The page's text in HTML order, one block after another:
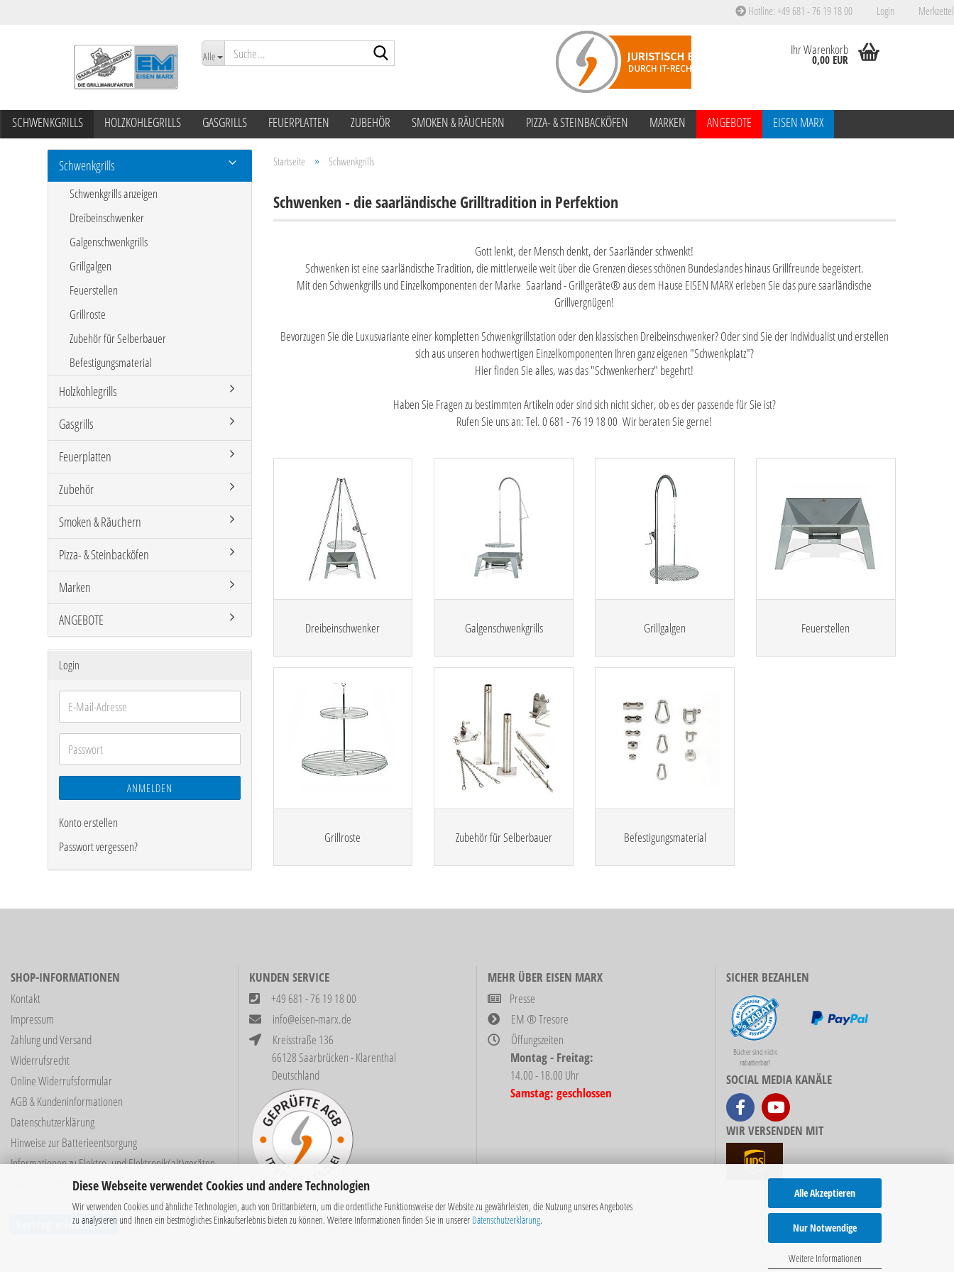
Diese Webseite verwendet Cookies und andere Technologien
Wir verwenden Cookies und ähnliche Technologien, auch von Drittanbietern, um die ordentliche Funktionsweise der Website zu gewährleisten, die Nutzung unseres Angebotes
zu analysieren und Ihnen ein bestmögliches Einkaufserlebnis bieten zu können. Weitere Informationen finden Sie in unserer Datenschutzerklärung.
Alle Akzeptieren
Nur Notwendige
Weitere Informationen
Hotline: +49 681 - 76 19 18 00 Login Merkzettel
Alle Ihr Warenkorb
0,00 EUR
SCHWENKGRILLS HOLZKOHLEGRILLS GASGRILLS FEUERPLATTEN ZUBEHÖR SMOKEN & RÄUCHERN PIZZA- & STEINBACKÖFEN MARKEN ANGEBOTE EISEN MARX
Startseite » Schwenkgrills
Schwenken - die saarländische Grilltradition in Perfektion
Gott lenkt, der Mensch denkt, der Saarländer schwenkt!
Schwenken ist eine saarländische Tradition, die mittlerweile weit über die Grenzen dieses schönen Bundeslandes hinaus Grillfreunde begeistert.
Mit den Schwenkgrills und Einzelkomponenten der Marke Saarland - Grillgeräte® aus dem Hause EISEN MARX erleben Sie das pure saarländische
Grillvergnügen!
Bevorzugen Sie die Luxusvariante einer kompletten Schwenkgrillstation oder den klassischen Dreibeinschwenker? Oder sind Sie der Individualist und erstellen
sich aus unseren hochwertigen Einzelkomponenten Ihren ganz eigenen "Schwenkplatz"?
Hier finden Sie alles, was das "Schwenkerherz" begehrt!
Haben Sie Fragen zu bestimmten Artikeln oder sind sich nicht sicher, ob es der passende für Sie ist?
Rufen Sie uns an: Tel. 0 681 - 76 19 18 00 Wir beraten Sie gerne!
Dreibeinschwenker Galgenschwenkgrills Grillgalgen Feuerstellen
Grillroste Zubehör für Selberbauer Befestigungsmaterial
Schwenkgrills
Schwenkgrills anzeigen
Dreibeinschwenker
Galgenschwenkgrills
Grillgalgen
Feuerstellen
Grillroste
Zubehör für Selberbauer
Befestigungsmaterial
Holzkohlegrills
Gasgrills
Feuerplatten
Zubehör
Smoken & Räuchern
Pizza- & Steinbacköfen
Marken
ANGEBOTE
Login
E-
Mail-
Adresse
Passwort
ANMELDEN
Konto erstellen
Passwort vergessen?
SHOP-INFORMATIONEN
Kontakt
Impressum
Zahlung und Versand
Widerrufsrecht
Online Widerrufsformular
AGB & Kundeninformationen
Datenschutzerklärung
Hinweise zur Batterieentsorgung
Informationen zu Elektro- und Elektronik(alt)geräten
Cookie Einstellungen
KUNDEN SERVICE
+49 681 - 76 19 18 00
info@eisen-marx.de
Kreisstraße 136
66128 Saarbrücken - Klarenthal
Deutschland
MEHR ÜBER EISEN MARX
Presse
EM ® Tresore
Öffungszeiten
Montag - Freitag:
14.00 - 18.00 Uhr
Samstag: geschlossen
SICHER BEZAHLEN
Bücher sind nicht
rabattierbar!
SOCIAL MEDIA KANÄLE
WIR VERSENDEN MIT
Vertrag widerrufen